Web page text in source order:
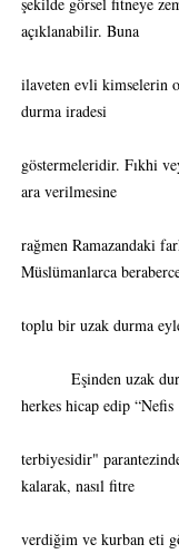
açıklanabilir. Buna
ilaveten evli kimselerin
durma iradesi
göstermeleridir. Fıkhi
ara verilmesine
rağmen Ramazandaki
Müslümanlarca
toplu bir uzak durma
Eşinden uzak
herkes hicap edip “Nefis
terbiyesidir"
kalarak, nasıl fitre
verdiğim ve kurban eti